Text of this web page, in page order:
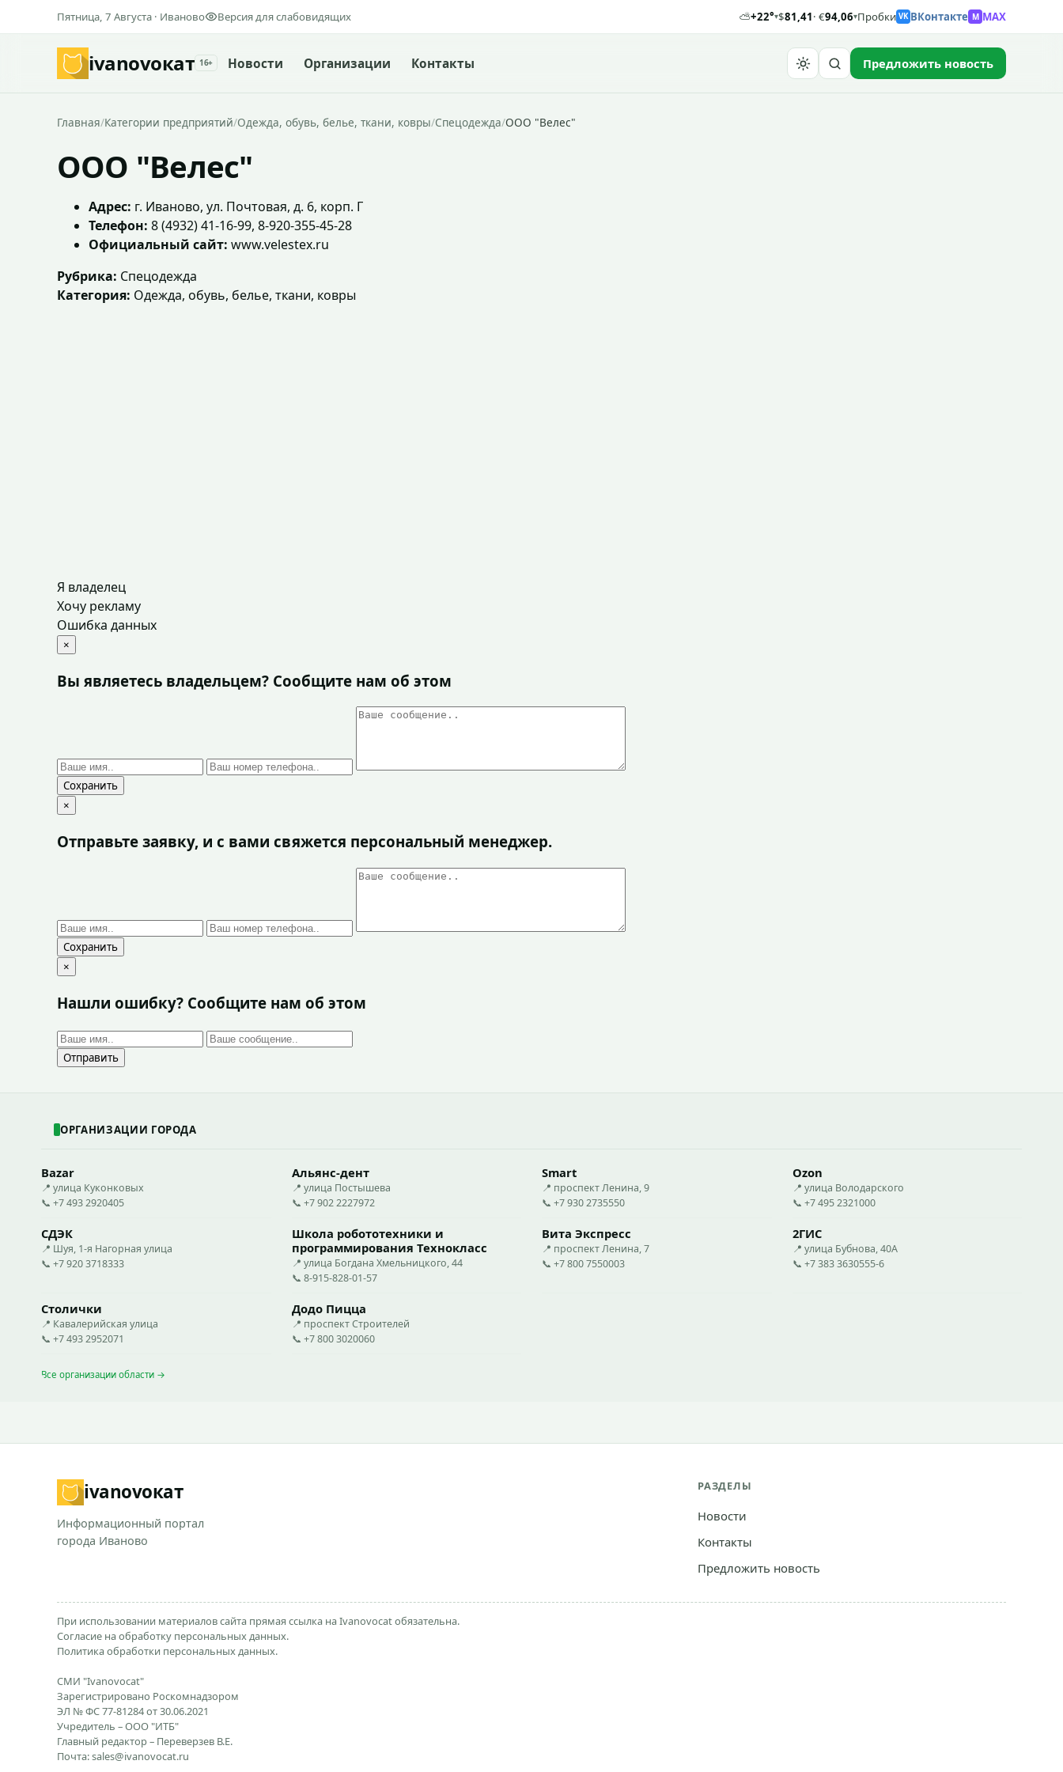
Пятница, 7 Августа · Иваново Версия для слабовидящих ⛅+22°▾$81,41· €94,06▾Пробки VK ВКонтакте M MAX
ivanovoкат 16+ Новости Организации Контакты Предложить новость
Главная/Категории предприятий/Одежда, обувь, белье, ткани, ковры/Спецодежда/ООО "Велес"
ООО "Велес"
Адрес: г. Иваново, ул. Почтовая, д. 6, корп. Г
Телефон: 8 (4932) 41-16-99, 8-920-355-45-28
Официальный сайт: www.velestex.ru
Рубрика: Спецодежда
Категория: Одежда, обувь, белье, ткани, ковры
Я владелец
Хочу рекламу
Ошибка данных
×
Вы являетесь владельцем? Сообщите нам об этом
Сохранить
×
Отправьте заявку, и с вами свяжется персональный менеджер.
Сохранить
×
Нашли ошибку? Сообщите нам об этом
Отправить
ОРГАНИЗАЦИИ ГОРОДА
Bazar
📍 улица Куконковых
📞 +7 493 2920405
Альянс-дент
📍 улица Постышева
📞 +7 902 2227972
Smart
📍 проспект Ленина, 9
📞 +7 930 2735550
Ozon
📍 улица Володарского
📞 +7 495 2321000
СДЭК
📍 Шуя, 1-я Нагорная улица
📞 +7 920 3718333
Школа робототехники и
программирования Технокласс
📍 улица Богдана Хмельницкого, 44
📞 8-915-828-01-57
Вита Экспресс
📍 проспект Ленина, 7
📞 +7 800 7550003
2ГИС
📍 улица Бубнова, 40А
📞 +7 383 3630555-6
Столички
📍 Кавалерийская улица
📞 +7 493 2952071
Додо Пицца
📍 проспект Строителей
📞 +7 800 3020060
Все организации области →
ivanovoкат
Информационный портал
города Иваново
РАЗДЕЛЫ
Новости
Контакты
Предложить новость
При использовании материалов сайта прямая ссылка на Ivanovocat обязательна.
Согласие на обработку персональных данных.
Политика обработки персональных данных.
СМИ "Ivanovocat"
Зарегистрировано Роскомнадзором
ЭЛ № ФС 77-81284 от 30.06.2021
Учредитель – ООО "ИТБ"
Главный редактор – Переверзев В.Е.
Почта:sales@ivanovocat.ru